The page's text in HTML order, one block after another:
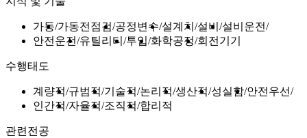
가동 가동전점검 공정변수 설계치 설비
설비운전
안전운전 유틸리티 투입 화학공정 회전기기
수행태도
계량적 규범적 기술적 논리적 생산적 성실함 안전우선
인간적 자율적 조직적 합리적
관련전공